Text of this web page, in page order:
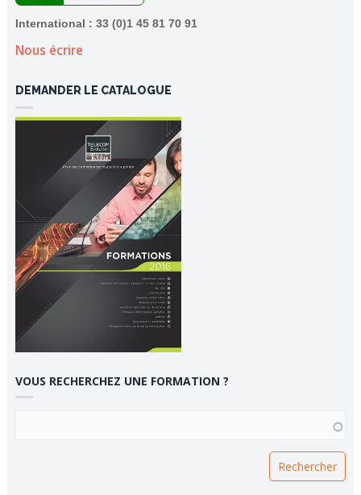
International : 33 (0)1 45 81 70 91
Nous écrire
DEMANDER LE CATALOGUE
VOUS RECHERCHEZ UNE FORMATION ?